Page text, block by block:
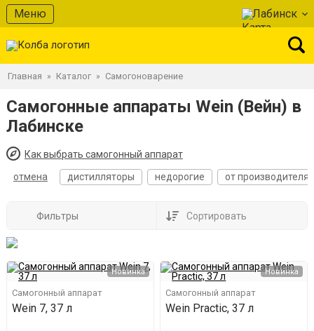
Меню Лабинск
Главная » Каталог » Самогоноварение
Самогонные аппараты Wein (Вейн) в
Лабинске
Как выбрать самогонный аппарат
отмена
дистилляторы недорогие от производителя
Фильтры Сортировать
Новинка
Самогонный аппарат
Wein 7, 37 л
Новинка
Самогонный аппарат
Wein Practic, 37 л